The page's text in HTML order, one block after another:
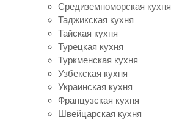
Средиземноморская кухня
Таджикская кухня
Тайская кухня
Турецкая кухня
Туркменская кухня
Узбекская кухня
Украинская кухня
Французская кухня
Швейцарская кухня